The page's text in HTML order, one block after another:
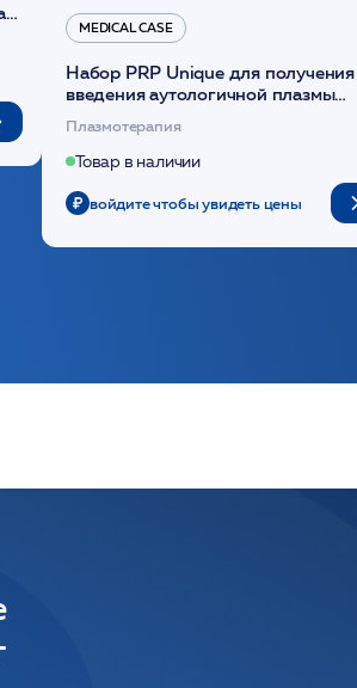
MEDICAL CASE
Набор PRP Unique для
введения аутологичной плазмы
(саше 1шт)/Medical Case
Плазмотерапия
Товар в наличии
войдите чтобы увидеть цены